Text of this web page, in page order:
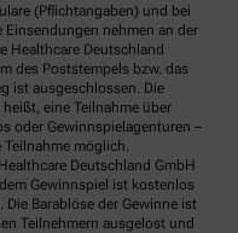
(Pflichtangaben) und bei
nehmen an der
Healthcare Deutschland
des Poststempels bzw. das
ist ausgeschlossen. Die
eine Teilnahme über
oder Gewinnspielagenturen –
möglich.
Deutschland GmbH
Gewinnspiel ist kostenlos
Barablöse der Gewinne ist
Teilnehmern ausgelost und